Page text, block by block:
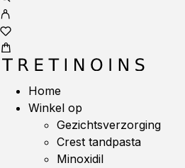
Home
Winkel op
Gezichtsverzorging
Crest tandpasta
Minoxidil